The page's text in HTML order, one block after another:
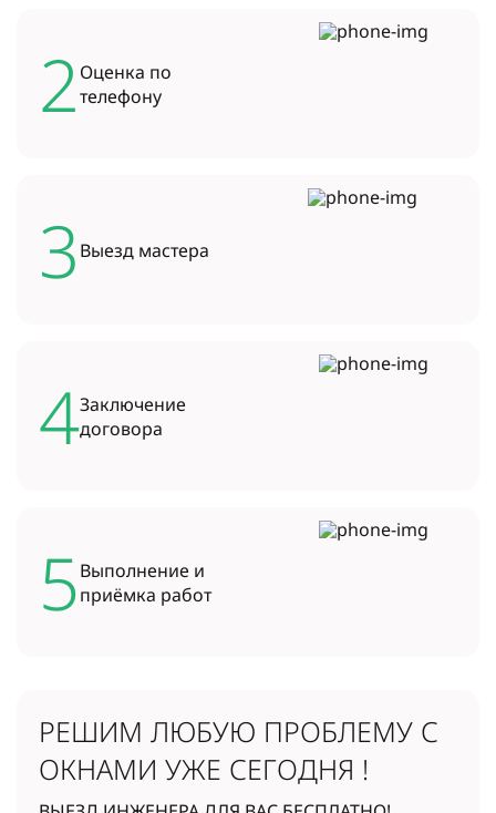
2 Оценка по
телефону
3 Выезд мастера
4Заключение
договора
5Выполнение и
приёмка работ
РЕШИМ ЛЮБУЮ ПРОБЛЕМУ С
ОКНАМИ УЖЕ СЕГОДНЯ !